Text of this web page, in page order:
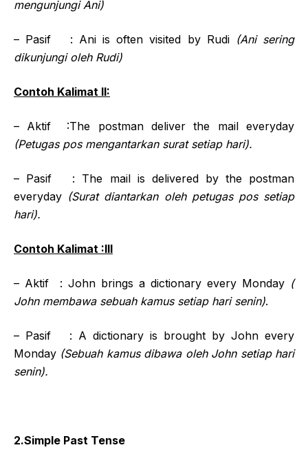
mengunjungi Ani)
– Pasif : Ani is often visited by Rudi (Ani sering
dikunjungi oleh Rudi)
Contoh Kalimat II:
– Aktif :The postman deliver the mail everyday
(Petugas pos mengantarkan surat setiap hari).
– Pasif : The mail is delivered by the postman
everyday (Surat diantarkan oleh petugas pos setiap
hari).
Contoh Kalimat :III
– Aktif : John brings a dictionary every Monday (
John membawa sebuah kamus setiap hari senin).
– Pasif : A dictionary is brought by John every
Monday (Sebuah kamus dibawa oleh John setiap hari
senin).
2.Simple Past Tense